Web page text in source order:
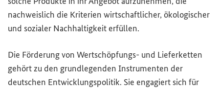
nachweislich die Kriterien wirtschaftlicher, ökologischer
und sozialer Nachhaltigkeit erfüllen.
Die Förderung von Wertschöpfungs- und Lieferketten
gehört zu den grundlegenden Instrumenten der
deutschen Entwicklungspolitik. Sie engagiert sich für